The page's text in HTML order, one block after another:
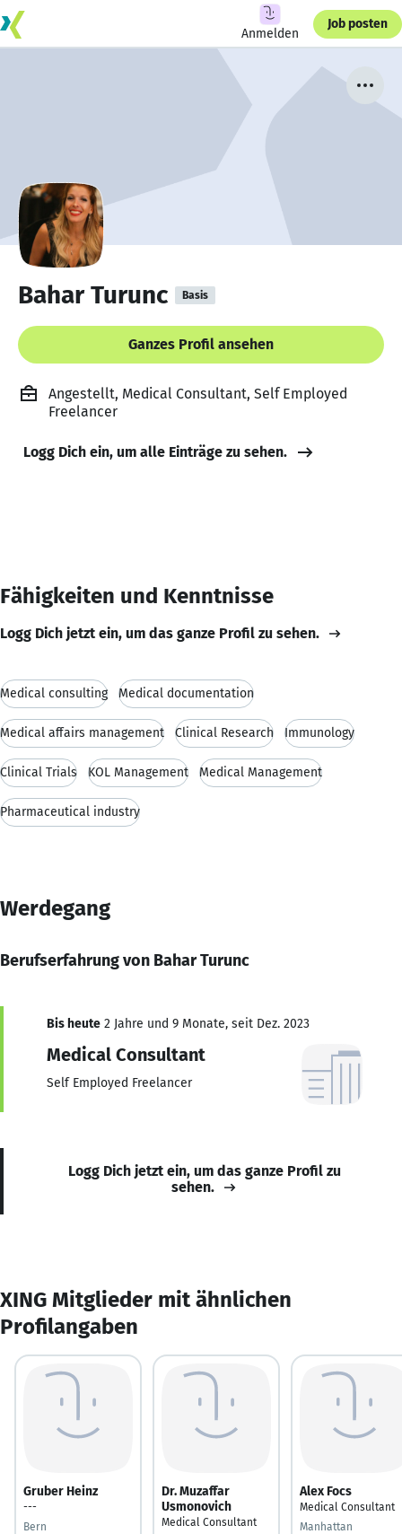
Anmelden
Job posten
Bahar Turunc Basis
Ganzes Profil ansehen
Angestellt, Medical Consultant, Self Employed
Freelancer
Logg Dich ein, um alle Einträge zu sehen.
Fähigkeiten und Kenntnisse
Logg Dich jetzt ein, um das ganze Profil zu sehen.
Medical consulting Medical documentation
Medical affairs management Clinical Research Immunology
Clinical Trials KOL Management Medical Management
Pharmaceutical industry
Werdegang
Berufserfahrung von Bahar Turunc
Bis heute 2 Jahre und 9 Monate, seit Dez. 2023
Medical Consultant
Self Employed Freelancer
Logg Dich jetzt ein, um das ganze Profil zu
sehen.
XING Mitglieder mit ähnlichen
Profilangaben
Gruber Heinz
---
Bern
Dr. Muzaffar
Usmonovich
Medical Consultant
Alex Focs
Medical Consultant
Manhattan